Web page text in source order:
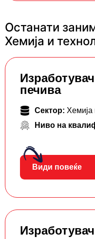
Останати
Хемија и
печива
Сектор: Хемија
Ниво на
Види повеќе